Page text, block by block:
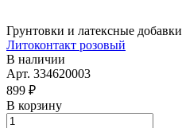
Грунтовки и латексные добавки
Литоконтакт розовый
В наличии
Арт. 334620003
899 ₽
В корзину